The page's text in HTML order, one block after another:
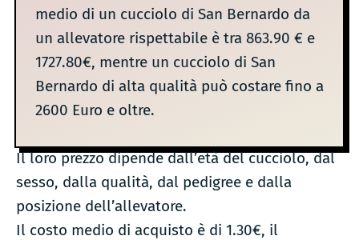
medio di un cucciolo di San Bernardo da
un allevatore rispettabile è tra 863.90 € e
1727.80€, mentre un cucciolo di San
Bernardo di alta qualità può costare fino a
2600 Euro e oltre.
Il loro prezzo dipende dall’età del cucciolo, dal
sesso, dalla qualità, dal pedigree e dalla
posizione dell’allevatore.
Il costo medio di acquisto è di 1.30€, il